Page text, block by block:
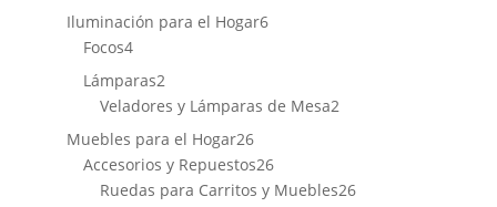
Iluminación para el Hogar66
Focos44
productos
Lámparas22
productos
Veladores y Lámparas de Mesa22
Muebles para el Hogar2626
productos
Accesorios y Repuestos2626
productos
Ruedas para Carritos y Muebles2626